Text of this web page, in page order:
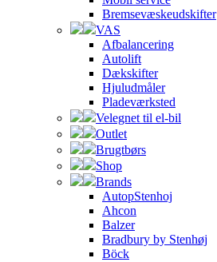
Bremsevæskeudskifter
VAS
Afbalancering
Autolift
Dækskifter
Hjuludmåler
Pladeværksted
Velegnet til el-bil
Outlet
Brugtbørs
Shop
Brands
AutopStenhoj
Ahcon
Balzer
Bradbury by Stenhøj
Böck